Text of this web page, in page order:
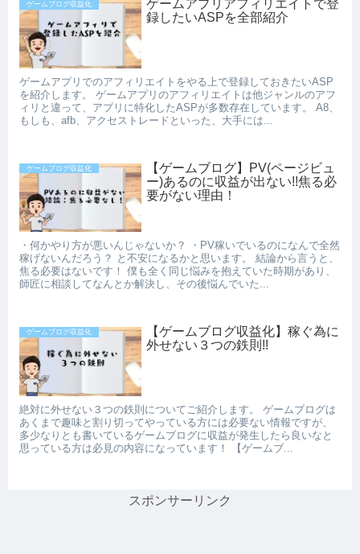
ゲームブログ収益化
ゲームアプリアフィリエイトで登
録したいASPを全部紹介
ゲームアプリでのアフィリエイトをやる上で登録しておきたいASP
を紹介します。 ゲームアプリのアフィリエイトは他ジャンルのアフ
ィリと違って、アプリに特化したASPが多数存在しています。 A8、
もしも、afb、アクセストレードといった、大手には...
ゲームブログ収益化
【ゲームブログ】PV(ページビュ
ー)あるのに収益が出ない!!焦る必
要がない理由！
・何かやり方が悪いんじゃないか？ ・PV稼いでいるのになんで全然
稼げないんだろう？ と不安になるかと思います。 結論から言うと、
焦る必要はないです！ 僕も全く同じ悩みを抱えていた時期があり、
師匠に相談してなんとか解決し、その後悩んでいた...
ゲームブログ収益化
【ゲームブログ収益化】稼ぐ為に
外せない３つの鉄則!!
絶対に外せない３つの鉄則についてご紹介します。 ゲームブログは
あくまで趣味と割り切ってやっている方には必要ない情報ですが、
多少なりとも書いているゲームブログに収益が発生したら良いなと
思っている方は必見の内容になっています！ 【ゲームブ...
スポンサーリンク